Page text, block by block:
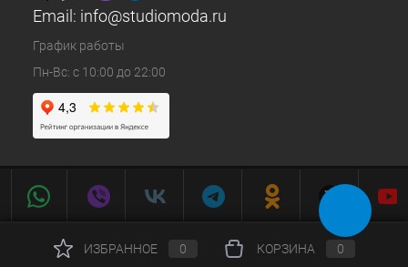
Email: info@studiomoda.ru
График работы
Пн-Вс: с 10:00 до 22:00
ИЗБРАННОЕ 0 КОРЗИНА 0